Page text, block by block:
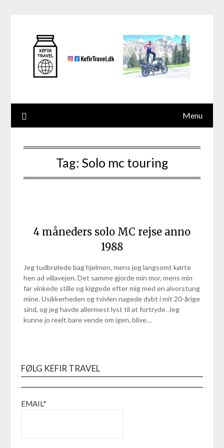
Menu
Tag: Solo mc touring
4 måneders solo MC rejse anno
1988
Jeg tudbrølede bag hjelmen, mens jeg langsomt kørte
hen ad villavejen. Det samme gjorde min mor, mens min
far vinkede stille og kiggede efter mig med en alvorstung
mine. Usikkerheden og tvivlen nagede dybt i mit 20-årige
sind, og jeg havde allermest lyst til at fortryde. Jeg
kunne jo reelt bare vende om igen, blive…
FØLG KEFIR TRAVEL
EMAIL*